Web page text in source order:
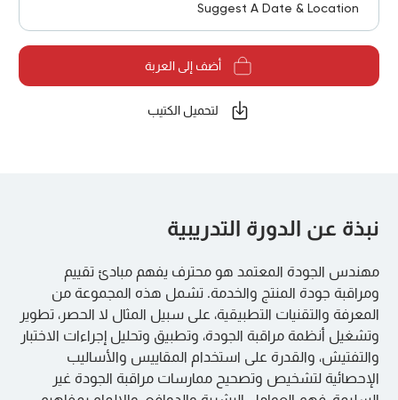
Suggest A Date & Location
أضف إلى العربة
لتحميل الكتيب
نبذة عن الدورة التدريبية
مهندس الجودة المعتمد هو محترف يفهم مبادئ تقييم
ومراقبة جودة المنتج والخدمة. تشمل هذه المجموعة من
المعرفة والتقنيات التطبيقية، على سبيل المثال لا الحصر، تطوير
وتشغيل أنظمة مراقبة الجودة، وتطبيق وتحليل إجراءات الاختبار
والتفتيش، والقدرة على استخدام المقاييس والأساليب
الإحصائية لتشخيص وتصحيح ممارسات مراقبة الجودة غير